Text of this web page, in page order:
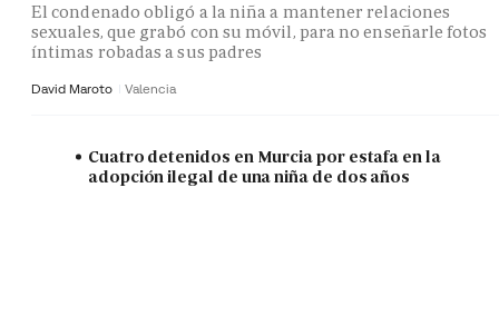
El condenado obligó a la niña a mantener relaciones
sexuales, que grabó con su móvil, para no enseñarle fotos
íntimas robadas a sus padres
David Maroto Valencia
Cuatro detenidos en Murcia por estafa en la
adopción ilegal de una niña de dos años